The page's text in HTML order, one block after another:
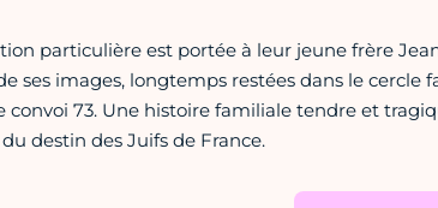
particulière est portée à leur jeune frère
ses images, longtemps restées dans le cercle
convoi 73. Une histoire familiale tendre et
destin des Juifs de France.